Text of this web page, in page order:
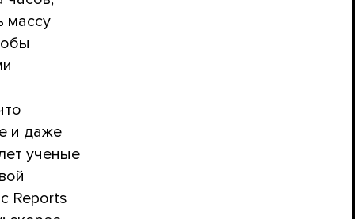
массу
и даже
ученые
Reports